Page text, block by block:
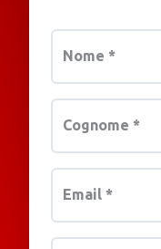
Nome *
Cognome *
Email *